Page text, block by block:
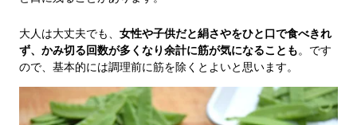
大人は大丈夫でも、 女性や子供だと絹さやをひと口で食べきれ
ず、かみ切る回数が多くなり余計に筋が気になることも。です
ので、基本的には調理前に筋を除くとよいと思います。